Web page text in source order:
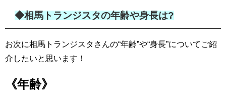
◆相馬トランジスタの年齢や身長は?
お次に相馬トランジスタさんの“年齢”や“身長”についてご紹
介したいと思います！
《年齢》